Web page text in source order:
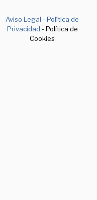
Aviso Legal -Política de
Privacidad - Política de
Cookies